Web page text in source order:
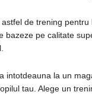
astfel de trening
bazeze pe calitate
intotdeauna la un
tau. Alege un